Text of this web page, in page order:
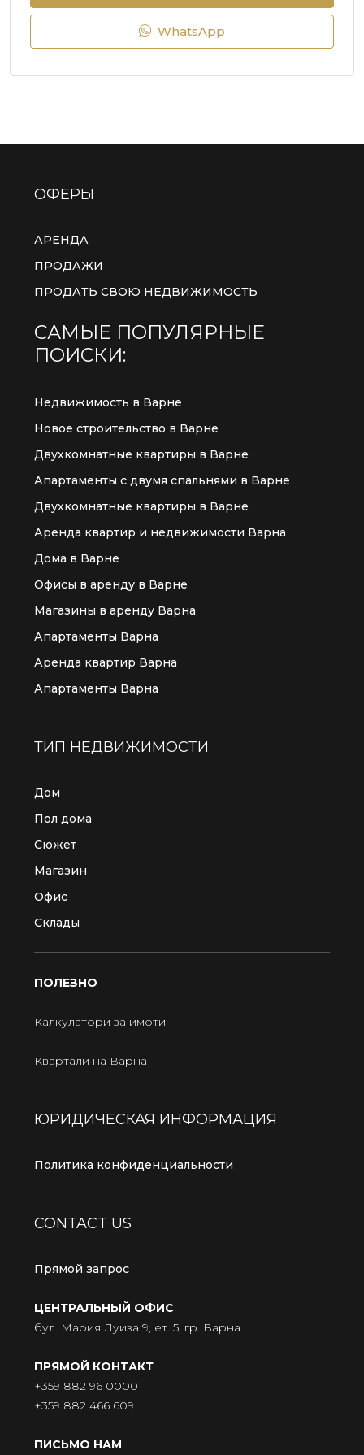
WhatsApp
ОФЕРЫ
АРЕНДА
ПРОДАЖИ
ПРОДАТЬ СВОЮ НЕДВИЖИМОСТЬ
САМЫЕ ПОПУЛЯРНЫЕ
ПОИСКИ:
Недвижимость в Варне
Новое строительство в Варне
Двухкомнатные квартиры в Варне
Апартаменты с двумя спальнями в Варне
Двухкомнатные квартиры в Варне
Аренда квартир и недвижимости Варна
Дома в Варне
Офисы в аренду в Варне
Магазины в аренду Варна
Апартаменты Варна
Аренда квартир Варна
Апартаменты Варна
ТИП НЕДВИЖИМОСТИ
Дом
Пол дома
Сюжет
Магазин
Офис
Склады
ПОЛЕЗНО
Калкулатори за имоти
Квартали на Варна
ЮРИДИЧЕСКАЯ ИНФОРМАЦИЯ
Политика конфиденциальности
CONTACT US
Прямой запрос
ЦЕНТРАЛЬНЫЙ ОФИС
бул. Мария Луиза 9, ет. 5, гр. Варна
ПРЯМОЙ КОНТАКТ
+359 882 96 0000
+359 882 466 609
ПИСЬМО НАМ